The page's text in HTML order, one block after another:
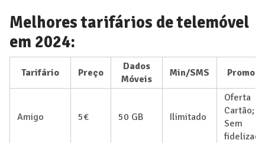
Melhores tarifários de telemóvel
em 2024:
Tarifário Preço
Dados
Móveis
Min/SMS
Amigo 5€ 50 GB Ilimitado
Oferta
Cartão;
Sem